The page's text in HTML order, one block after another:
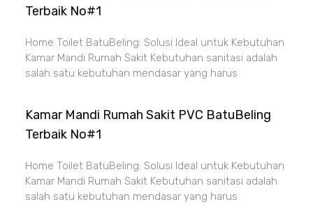
Terbaik No#1
Home Toilet BatuBeling: Solusi Ideal untuk Kebutuhan
Kamar Mandi Rumah Sakit Kebutuhan sanitasi adalah
salah satu kebutuhan mendasar yang harus
Kamar Mandi Rumah Sakit PVC BatuBeling
Terbaik No#1
Home Toilet BatuBeling: Solusi Ideal untuk Kebutuhan
Kamar Mandi Rumah Sakit Kebutuhan sanitasi adalah
salah satu kebutuhan mendasar yang harus